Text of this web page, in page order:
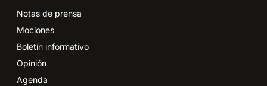
Notas de prensa
Mociones
Boletín informativo
Opinión
Agenda